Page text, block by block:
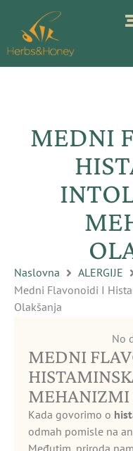
sadržaj
MEDNI
Naslovna
ALERGIJE
Medni Flavonoidi I
Olakšanja
No
MEDNI
MEHANIZMI
Kada govorimo o
odmah pomisle na
Međutim, priroda